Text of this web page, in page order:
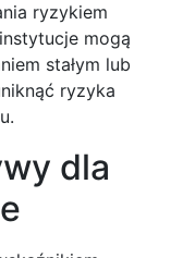
ryzykiem
mogą
stałym lub
ryzyka
dla